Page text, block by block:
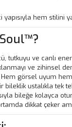
hem stilini
tutkuyu ve canlı
ve zihinsel
Hem görsel uyum
bileklik ustalıkla tek
bileğe kolayca
dikkat çeker